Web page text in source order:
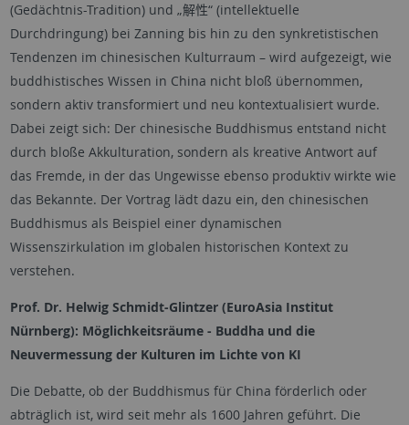
(Gedächtnis-Tradition) und „解性“ (intellektuelle
Durchdringung) bei Zanning bis hin zu den synkretistischen
Tendenzen im chinesischen Kulturraum – wird aufgezeigt, wie
buddhistisches Wissen in China nicht bloß übernommen,
sondern aktiv transformiert und neu kontextualisiert wurde.
Dabei zeigt sich: Der chinesische Buddhismus entstand nicht
durch bloße Akkulturation, sondern als kreative Antwort auf
das Fremde, in der das Ungewisse ebenso produktiv wirkte wie
das Bekannte. Der Vortrag lädt dazu ein, den chinesischen
Buddhismus als Beispiel einer dynamischen
Wissenszirkulation im globalen historischen Kontext zu
verstehen.
Prof. Dr. Helwig Schmidt-Glintzer (EuroAsia Institut
Nürnberg): Möglichkeitsräume - Buddha und die
Neuvermessung der Kulturen im Lichte von KI
Die Debatte, ob der Buddhismus für China förderlich oder
abträglich ist, wird seit mehr als 1600 Jahren geführt. Die